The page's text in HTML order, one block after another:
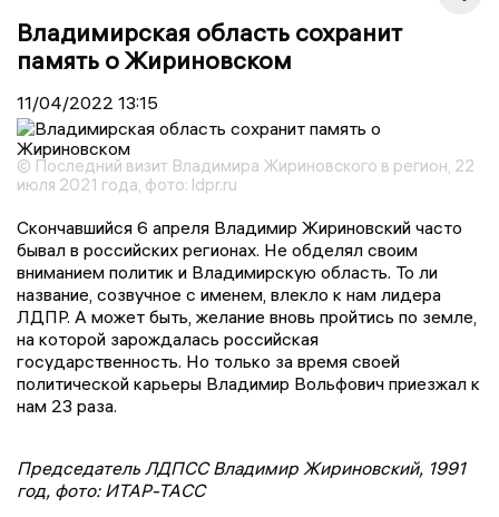
Владимирская область сохранит
память о Жириновском
11/04/2022 13:15
© Последний визит Владимира Жириновского в регион, 22
июля 2021 года, фото: ldpr.ru
Скончавшийся 6 апреля Владимир Жириновский часто
бывал в российских регионах. Не обделял своим
вниманием политик и Владимирскую область. То ли
название, созвучное с именем, влекло к нам лидера
ЛДПР. А может быть, желание вновь пройтись по земле,
на которой зарождалась российская
государственность. Но только за время своей
политической карьеры Владимир Вольфович приезжал к
нам 23 раза.
Председатель ЛДПСС Владимир Жириновский, 1991
год, фото: ИТАР-ТАСС